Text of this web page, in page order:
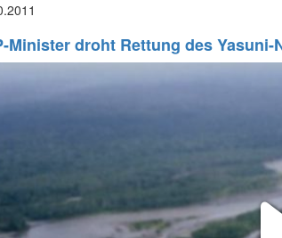
Minister droht Rettung des